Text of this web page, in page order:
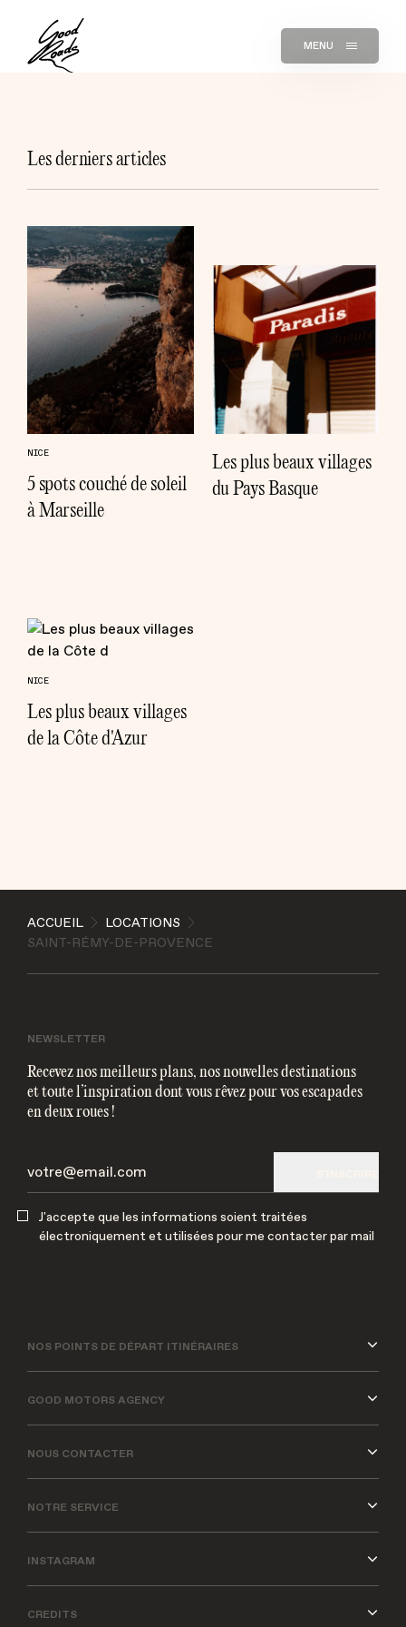
ENVOYER
J'accepte que les informations soient traitées
mail
MENU
Les derniers articles
NICE
5 spots couché de soleil
à Marseille
Les plus beaux villages
du Pays Basque
NICE
Les plus beaux villages
de la Côte d'Azur
ACCUEIL
LOCATIONS
SAINT-RÉMY-DE-PROVENCE
NEWSLETTER
Recevez nos meilleurs plans, nos nouvelles destinations
et toute l’inspiration dont vous rêvez pour vos escapades
en deux roues !
J'accepte que les informations soient traitées
électroniquement et utilisées pour me contacter par mail
NOS POINTS DE DÉPART ITINÉRAIRES
GOOD MOTORS AGENCY
NOUS CONTACTER
NOTRE SERVICE
INSTAGRAM
CREDITS